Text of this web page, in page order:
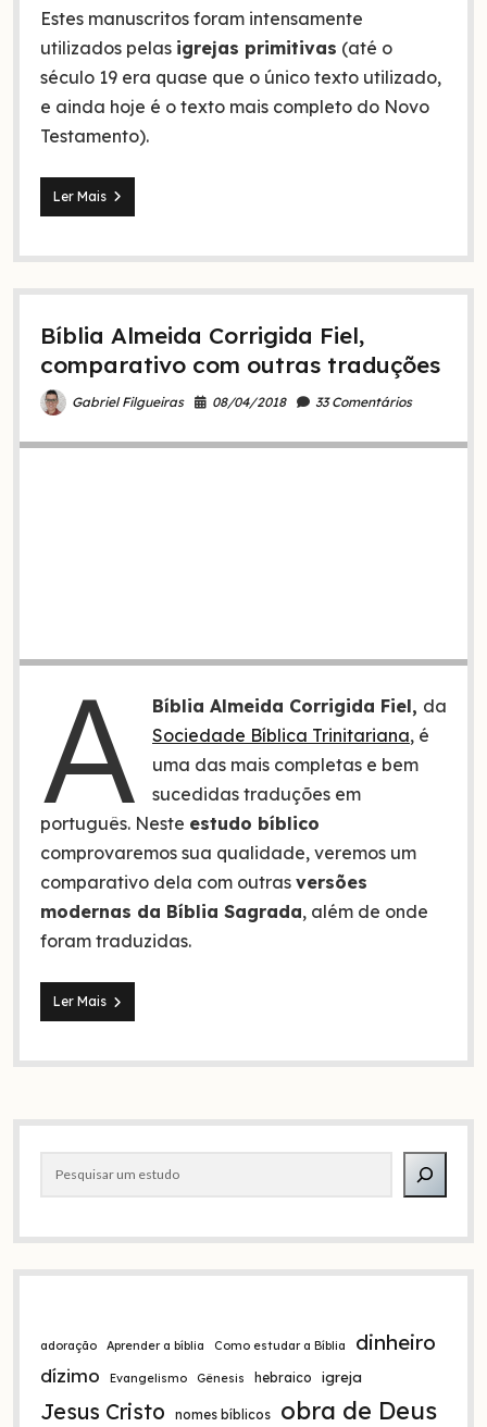
Estes manuscritos foram intensamente
utilizados pelas igrejas primitivas (até o
século 19 era quase que o único texto utilizado,
e ainda hoje é o texto mais completo do Novo
Testamento).
Ler MaisO
que
o
receptus
porque
cristão
conhecê-
Bíblia Almeida Corrigida Fiel,
comparativo com outras traduções
Gabriel Filgueiras 08/04/2018 33 Comentários
A Bíblia Almeida Corrigida Fiel, da
Sociedade Bíblica Trinitariana, é
uma das mais completas e bem
sucedidas traduções em
português. Neste estudo bíblico
comprovaremos sua qualidade, veremos um
comparativo dela com outras versões
modernas da Bíblia Sagrada, além de onde
foram traduzidas.
Ler MaisBíblia
Almeida
Fiel,
Barra
lateral
adoração Aprender a bíblia Como estudar a Bíblia dinheiro
dízimo Evangelismo Gênesis hebraico igreja
Jesus Cristo nomes bíblicos obra de Deus